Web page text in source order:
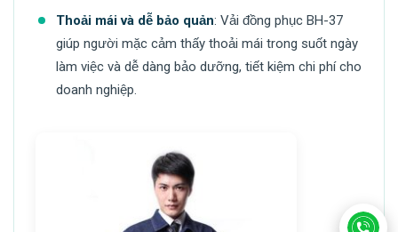
Thoải mái và dễ bảo quản: Vải đồng phục BH-37
giúp người mặc cảm thấy thoải mái trong suốt ngày
làm việc và dễ dàng bảo dưỡng, tiết kiệm chi phí cho
doanh nghiệp.